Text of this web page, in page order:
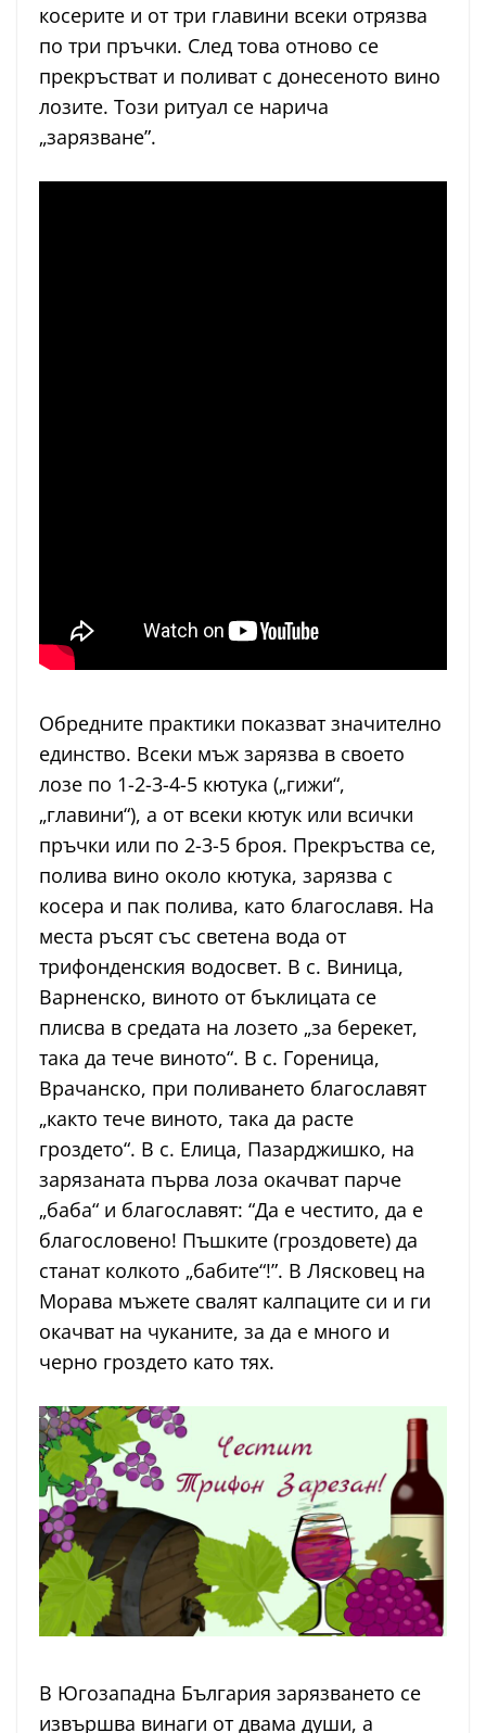
косерите и от три главини всеки отрязва
по три пръчки. След това отново се
прекръстват и поливат с донесеното вино
лозите. Този ритуал се нарича
„зарязване”.
Обредните практики показват значително
единство. Всеки мъж зарязва в своето
лозе по 1-2-3-4-5 кютука („гижи“,
„главини“), а от всеки кютук или всички
пръчки или по 2-3-5 броя. Прекръства се,
полива вино около кютука, зарязва с
косера и пак полива, като благославя. На
места ръсят със светена вода от
трифонденския водосвет. В с. Виница,
Варненско, виното от бъклицата се
плисва в средата на лозето „за берекет,
така да тече виното“. В с. Гореница,
Врачанско, при поливането благославят
„както тече виното, така да расте
гроздето“. В с. Елица, Пазарджишко, на
зарязаната първа лоза окачват парче
„баба“ и благославят: “Да е честито, да е
благословено! Пъшките (гроздовете) да
станат колкото „бабите“!”. В Лясковец на
Морава мъжете свалят калпаците си и ги
окачват на чуканите, за да е много и
черно гроздето като тях.
В Югозападна България зарязването се
извършва винаги от двама души, а